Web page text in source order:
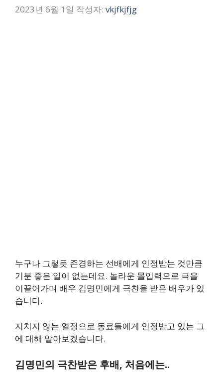
2023년 6월 1일 작성자: vkjfkjfjg
누구나 그렇듯 존경하는 선배에게 인정받는 것만큼
기분 좋은 일이 없는데요. 놀라운 몰입력으로 극을
이끌어가며 배우 김명민에게 극찬을 받은 배우가 있
습니다.
지치지 않는 열정으로 동료들에게 인정받고 있는 그
에 대해 알아보겠습니다.
김명민의 극찬받은 후배, 처음에는..